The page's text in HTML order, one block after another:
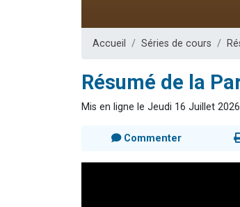
Accueil Séries de cours
Résumé de la
Mis en ligne le Jeudi 16 Juillet 2026
Commenter